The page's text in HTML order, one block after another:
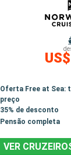
Oferta Free at Sea:
preço
35% de desconto
Pensão completa
VER